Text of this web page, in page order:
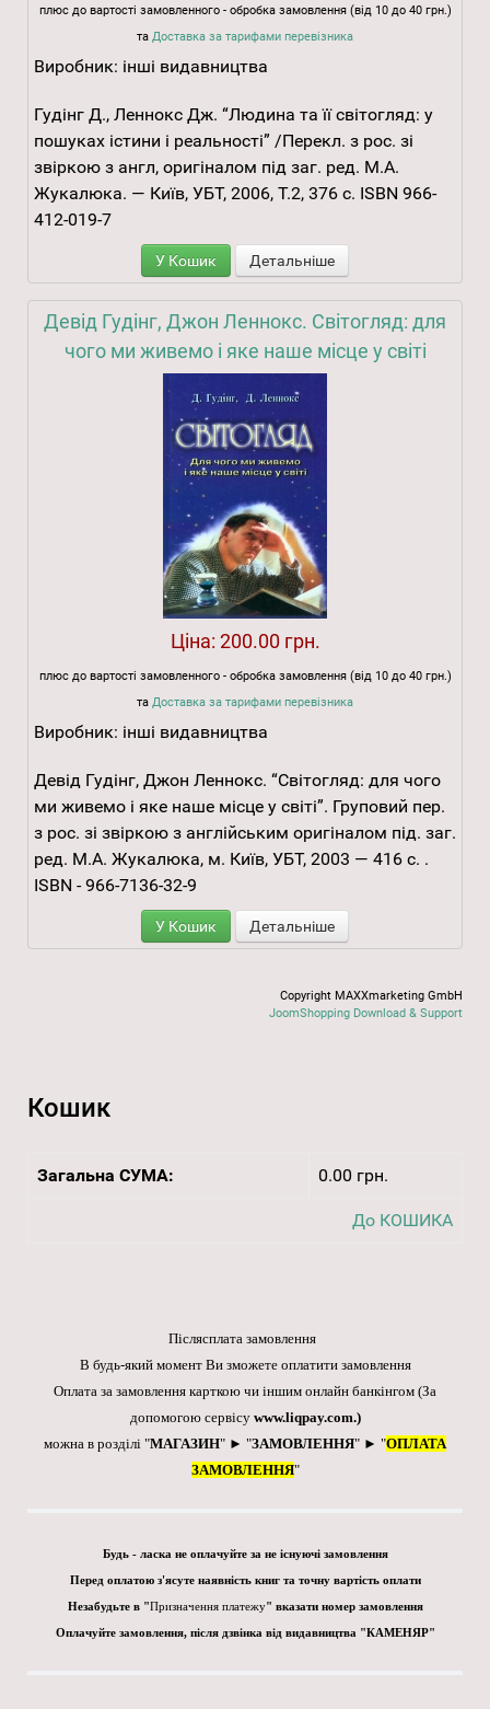
плюс до вартості замовленного - обробка замовлення (від 10 до 40 грн.)
та Доставка за тарифами перевізника
Виробник: інші видавництва
Гудінг Д., Леннокс Дж. “Людина та її світогляд: у
пошуках істини і реальності” /Перекл. з рос. зі
звіркою з англ, оригіналом під заг. ред. М.А.
Жукалюка. — Київ, УБТ, 2006, Т.2, 376 с. ISBN 966-
412-019-7
У Кошик Детальніше
Девід Гудінг, Джон Леннокс. Світогляд: для
чого ми живемо і яке наше місце у світі
Ціна: 200.00 грн.
плюс до вартості замовленного - обробка замовлення (від 10 до 40 грн.)
та Доставка за тарифами перевізника
Виробник: інші видавництва
Девід Гудінг, Джон Леннокс. “Світогляд: для чого
ми живемо і яке наше місце у світі”. Груповий пер.
з рос. зі звіркою з англійським оригіналом під. заг.
ред. М.А. Жукалюка, м. Київ, УБТ, 2003 — 416 с. .
ISBN - 966-7136-32-9
У Кошик Детальніше
Copyright MAXXmarketing GmbH
JoomShopping Download & Support
Кошик
Загальна СУМА: 0.00 грн.
До КОШИКА
Післясплата замовлення
В будь-який момент Ви зможете оплатити замовлення
Оплата за замовлення карткою чи іншим онлайн банкінгом (За
допомогою сервісу www.liqpay.com.)
можна в розділі "МАГАЗИН" ► "ЗАМОВЛЕННЯ" ► "ОПЛАТА
ЗАМОВЛЕННЯ"
Будь - ласка не оплачуйте за не існуючі замовлення
Перед оплатою з'ясуте наявність книг та точну вартість оплати
Незабудьте в "Призначення платежу" вказати номер замовлення
Оплачуйте замовлення, після дзвінка від видавництва "КАМЕНЯР"